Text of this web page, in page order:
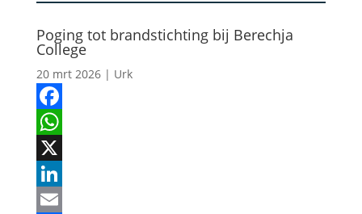
Poging tot brandstichting bij Berechja
College
20 mrt 2026| Urk
Facebook
WhatsApp
X
LinkedIn